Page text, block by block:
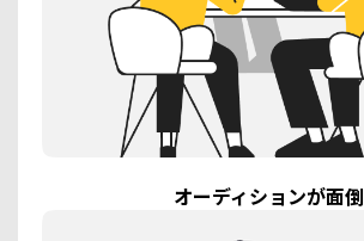
オーディションが面倒